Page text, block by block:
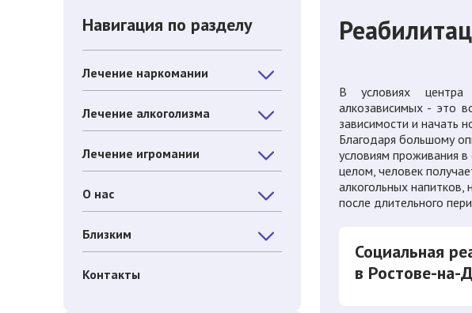
Навигация по разделу
Лечение наркомании
Лечение алкоголизма
Лечение игромании
О нас
Близким
Контакты
В условиях центра
алкозависимых - это
зависимости и начать
Благодаря большому
условиям проживания
целом, человек
алкогольных напитков,
после длительного
Социальная
в Ростове-на-